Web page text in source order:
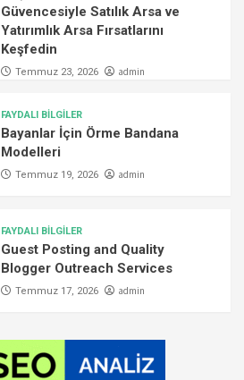
Güvencesiyle Satılık Arsa ve
Yatırımlık Arsa Fırsatlarını
Keşfedin
Temmuz 23, 2026 admin
FAYDALI BİLGİLER
Bayanlar İçin Örme Bandana
Modelleri
Temmuz 19, 2026 admin
FAYDALI BİLGİLER
Guest Posting and Quality
Blogger Outreach Services
Temmuz 17, 2026 admin